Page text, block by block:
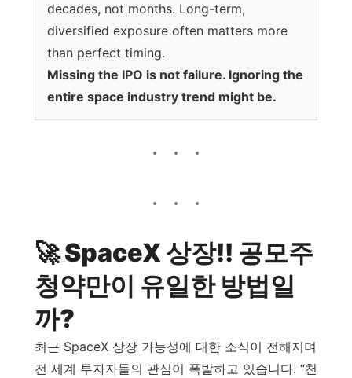
decades, not months. Long-term,
diversified exposure often matters more
than perfect timing.
Missing the IPO is not failure. Ignoring the
entire space industry trend might be.
🚀 SpaceX 상장!! 공모주
청약만이 유일한 방법일
까?
최근 SpaceX 상장 가능성에 대한 소식이 전해지며
전 세계 투자자들의 관심이 폭발하고 있습니다. “천